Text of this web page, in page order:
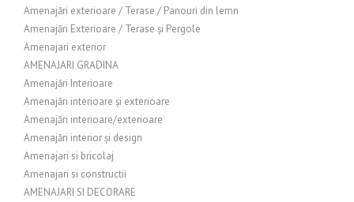
Amenajări exterioare / Terase / Panouri din lemn
Amenajări Exterioare / Terase și Pergole
Amenajari exterior
AMENAJARI GRADINA
Amenajări Interioare
Amenajări interioare și exterioare
Amenajări interioare/exterioare
Amenajări interior și design
Amenajari si bricolaj
Amenajari si constructii
AMENAJARI SI DECORARE